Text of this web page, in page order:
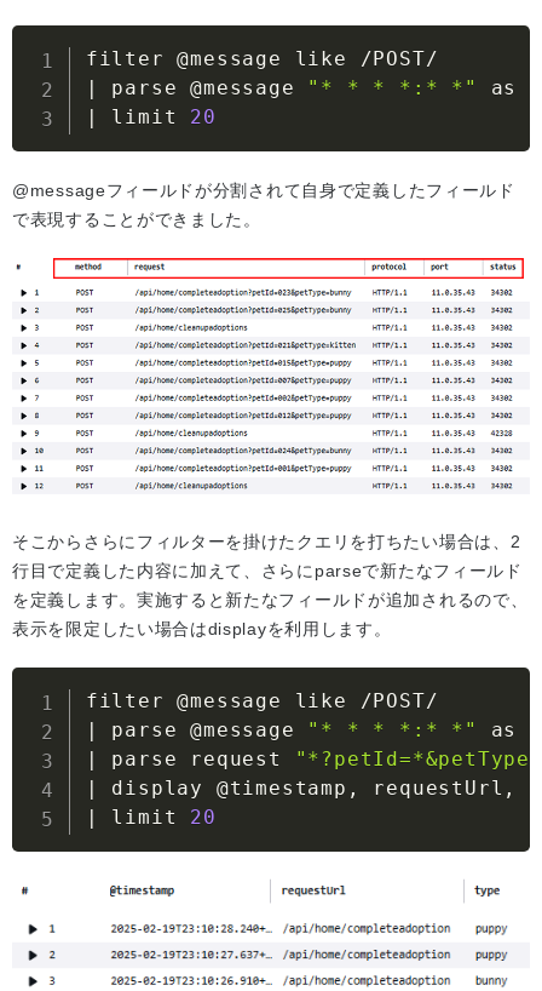
|
parse @message "* * * *:* *"
|
limit 20
@messageフィールドが分割されて自身で定義したフィールド
で表現することができました。
そこからさらにフィルターを掛けたクエリを打ちたい場合は、2
行目で定義した内容に加えて、さらにparseで新たなフィールド
を定義します。実施すると新たなフィールドが追加されるので、
表示を限定したい場合はdisplayを利用します。
|
parse @message "* * * *:* *"
|
parse request
|
display @timestamp, requestUrl,
|
limit 20